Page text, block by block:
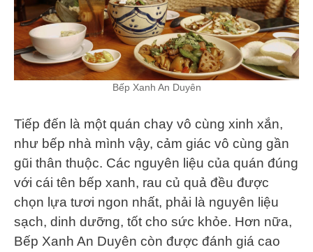
Bếp Xanh An Duyên
Tiếp đến là một quán chay vô cùng xinh xắn,
như bếp nhà mình vậy, cảm giác vô cùng gần
gũi thân thuộc. Các nguyên liệu của quán đúng
với cái tên bếp xanh, rau củ quả đều được
chọn lựa tươi ngon nhất, phải là nguyên liệu
sạch, dinh dưỡng, tốt cho sức khỏe. Hơn nữa,
Bếp Xanh An Duyên còn được đánh giá cao